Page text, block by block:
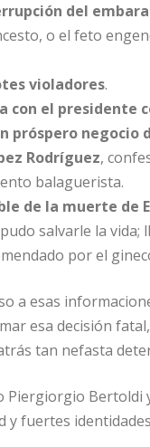
del
o el feto
violadores.
con el
próspero negocio
Rodríguez,
balaguerista.
de la muerte de
salvarle la
por el
a esas
esa decisión
tan nefasta
Bertoldi
y fuertes